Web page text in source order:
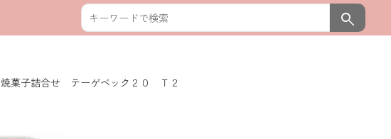
search
焼菓子詰合せ テーゲベック２０ Ｔ２